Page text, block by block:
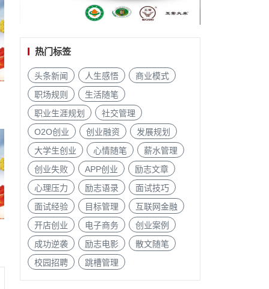
热门标签
头条新闻 人生感悟
商业模式
职场规则
生活随笔
职业生涯规划
社交管理
O2O创业
创业融资
发展规划
大学生创业
心情随笔
薪水管理
创业失败
APP创业
励志文章
心理压力
励志语录
面试技巧
面试经验
目标管理
互联网金融
开店创业
电子商务
创业案例
成功逆袭
励志电影
散文随笔
校园招聘
跳槽管理